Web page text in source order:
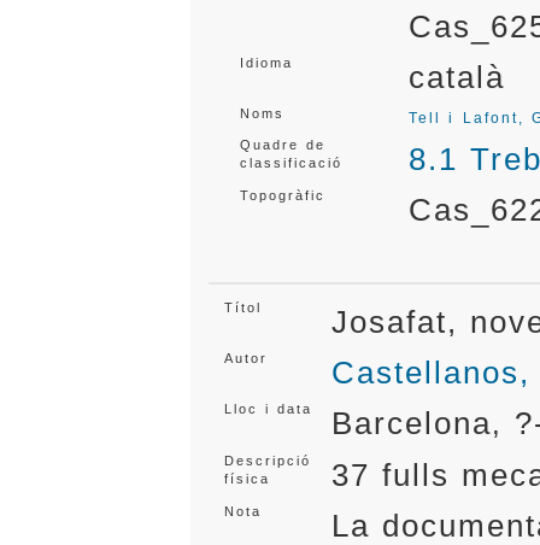
Idioma català
Noms Tell i Lafont,
Quadre de
classificació
8.1
Topogràfic
Títol Josafat,
Autor
Lloc i data Barcelona,
Descripció
física
37 fulls
Nota
La